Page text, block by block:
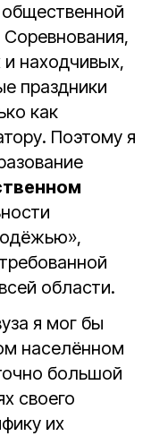
общественной
находчивых,
праздники
как
Поэтому я
области.
я мог бы
населённом
большой
своего
их